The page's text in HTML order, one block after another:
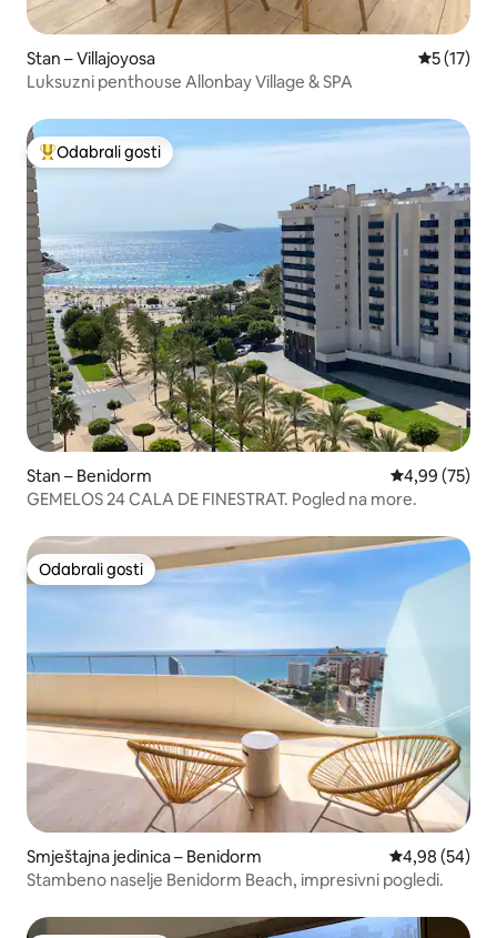
Stan – Villajoyosa Prosječna
5 (17)
Luksuzni penthouse Allonbay Village & SPA
Među najviše rangiranima s oznakom „Odabrali gosti”
Odabrali gosti
Stan – Benidorm Prosječna
4,99 (75)
GEMELOS 24 CALA DE FINESTRAT. Pogled na more.
Odabrali gosti
Odabrali gosti
Smještajna jedinica – Benidorm Prosječna
4,98 (54)
Stambeno naselje Benidorm Beach, impresivni pogledi.